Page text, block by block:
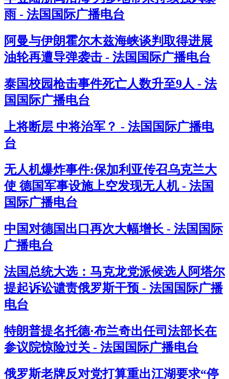
雨 - 法国国际广播电台
阿曼与伊朗霍尔木兹海峡谈判取得进展
油轮再遭导弹袭击 - 法国国际广播电台
泰国校园枪击事件死亡人数升至9人 - 法
国国际广播电台
上将断层 中将治军？ - 法国国际广播电
台
无人机爆炸事件:保加利亚传召乌克兰大
使 德国军事设施上空发现无人机 - 法国
国际广播电台
中国对德国出口再次大幅增长 - 法国国际
广播电台
法国总统大选：马克龙党派候选人阿塔尔
提起诉讼谴责俄罗斯干预 - 法国国际广播
电台
特朗普提名托德·布兰奇出任司法部长在
参议院惊险过关 - 法国国际广播电台
俄罗斯老牌反对党打算重出江湖要求“停